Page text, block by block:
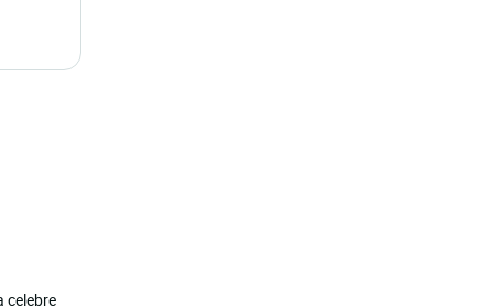
celebre